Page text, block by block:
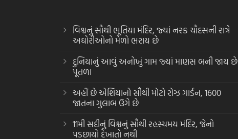
વિશ્વનું સૌથી ભૂતિયા મંદિર, જ્યાં નરક ચૌદસની રાત્રે
અઘોરીઓનો મેળો ભરાય છે
દુનિયાનું આવું અનોખું ગામ જ્યાં માણસ બની જાય છે
પૂતળા
અહીં છે એશિયાનો સૌથી મોટો રોઝ ગાર્ડન, 1600
જાતના ગુલાબ ઉગે છે
11મી સદીનું વિશ્વનું સૌથી રહસ્યમય મંદિર, જેનો
પડછાયો દેખાતો નથી